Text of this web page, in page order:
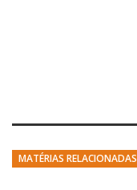
MATÉRIAS RELACIONADAS